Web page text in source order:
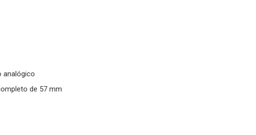
analógico
de 57 mm